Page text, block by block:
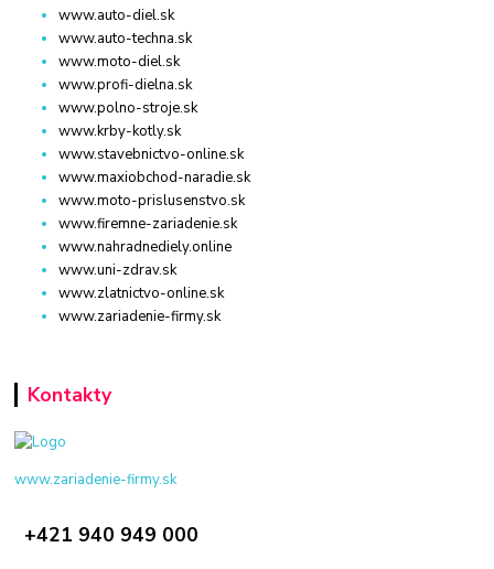
www.auto-diel.sk
www.auto-techna.sk
www.moto-diel.sk
www.profi-dielna.sk
www.polno-stroje.sk
www.krby-kotly.sk
www.stavebnictvo-online.sk
www.maxiobchod-naradie.sk
www.moto-prislusenstvo.sk
www.firemne-zariadenie.sk
www.nahradnediely.online
www.uni-zdrav.sk
www.zlatnictvo-online.sk
www.zariadenie-firmy.sk
Kontakty
www.zariadenie-firmy.sk
+421 940 949 000